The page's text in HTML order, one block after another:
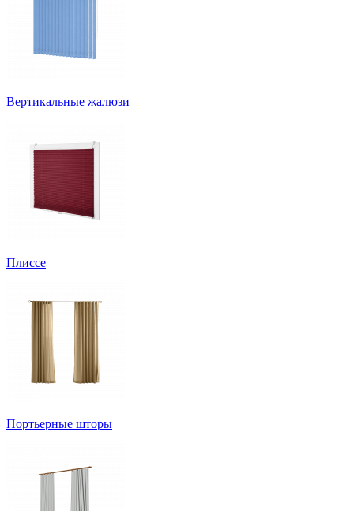
Вертикальные жалюзи
Плиссе
Портьерные шторы